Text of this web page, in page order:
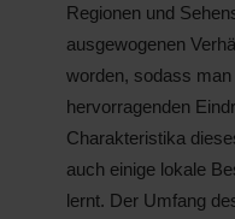
Regionen und
ausgewogenen
worden, sodass man
hervorragenden
Charakteristika
auch einige lokale
lernt. Der Umfang